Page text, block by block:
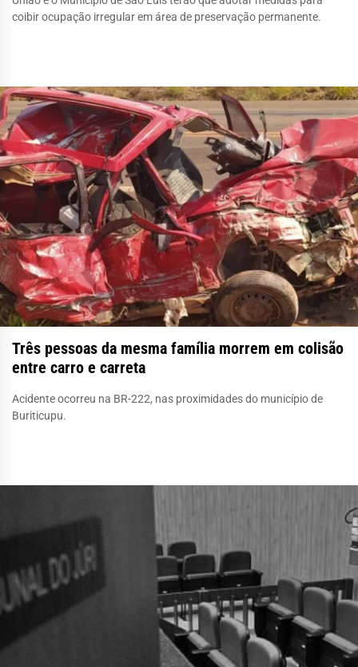
coibir ocupação irregular em área de preservação permanente.
Três pessoas da mesma família morrem em colisão
entre carro e carreta
Acidente ocorreu na BR-222, nas proximidades do município de
Buriticupu.